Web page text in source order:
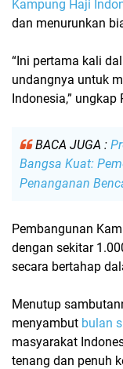
Kampung Haji
dan menurunkan
“Ini pertama kali
undangnya untuk
Indonesia,” ungkap
BACA JUGA :
Bangsa Kuat:
Penanganan
Pembangunan
dengan sekitar
secara bertahap
Menutup
menyambut bulan
masyarakat
tenang dan penuh